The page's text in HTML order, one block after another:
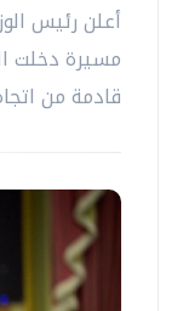
أعلن رئيس
مسيرة دخلت
قادمة من